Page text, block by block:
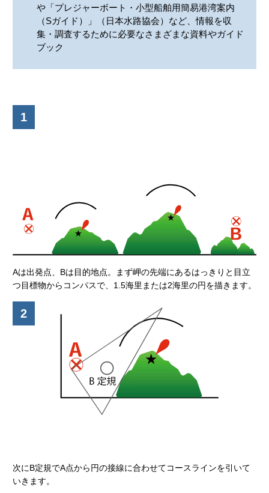
や「プレジャーボート・小型船舶用簡易港湾案内
（Sガイド）」（日本水路協会）など、情報を収
集・調査するために必要なさまざまな資料やガイド
ブック
1
Aは出発点、Bは目的地点。まず岬の先端にあるはっきりと目立
つ目標物からコンパスで、1.5海里または2海里の円を描きます。
2
次にB定規でA点から円の接線に合わせてコースラインを引いて
いきます。